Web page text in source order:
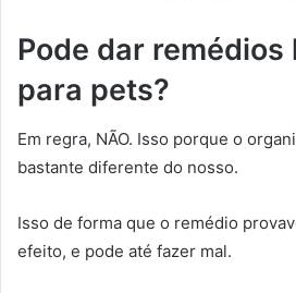
Pode dar remédios
para pets?
Em regra, NÃO. Isso porque o
bastante diferente do nosso.
Isso de forma que o remédio
efeito, e pode até fazer mal.